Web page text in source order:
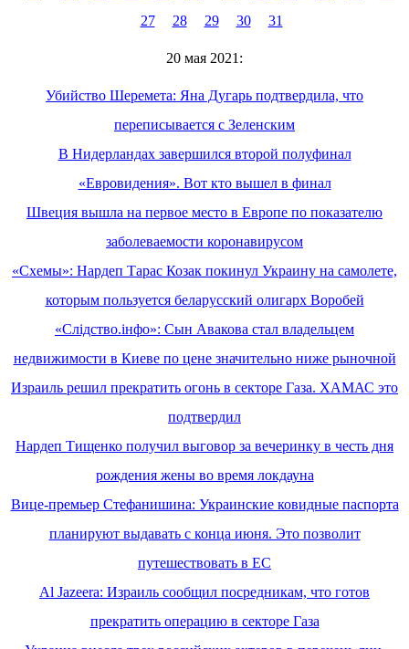
27
28 29 30 31
20 мая 2021:
Убийство Шеремета: Яна Дугарь подтвердила, что
переписывается с Зеленским
В Нидерландах завершился второй полуфинал
«Евровидения». Вот кто вышел в финал
Швеция вышла на первое место в Европе по показателю
заболеваемости коронавирусом
«Схемы»: Нардеп Тарас Козак покинул Украину на самолете,
которым пользуется беларусский олигарх Воробей
«Слідство.інфо»: Сын Авакова стал владельцем
недвижимости в Киеве по цене значительно ниже рыночной
Израиль решил прекратить огонь в секторе Газа. ХАМАС это
подтвердил
Нардеп Тищенко получил выговор за вечеринку в честь дня
рождения жены во время локдауна
Вице-премьер Стефанишина: Украинские ковидные паспорта
планируют выдавать с конца июня. Это позволит
путешествовать в ЕС
Al Jazeera: Израиль сообщил посредникам, что готов
прекратить операцию в секторе Газа